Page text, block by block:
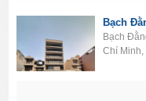
Bạch
Bạch
Chí Minh,